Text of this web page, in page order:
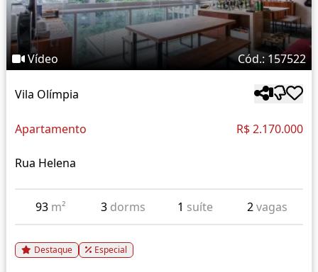
Vídeo Cód.: 157522
Vila Olímpia
Apartamento R$ 2.170.000
Rua Helena
93 m² 3 dorms 1 suíte 2vagas
Destaque Especial